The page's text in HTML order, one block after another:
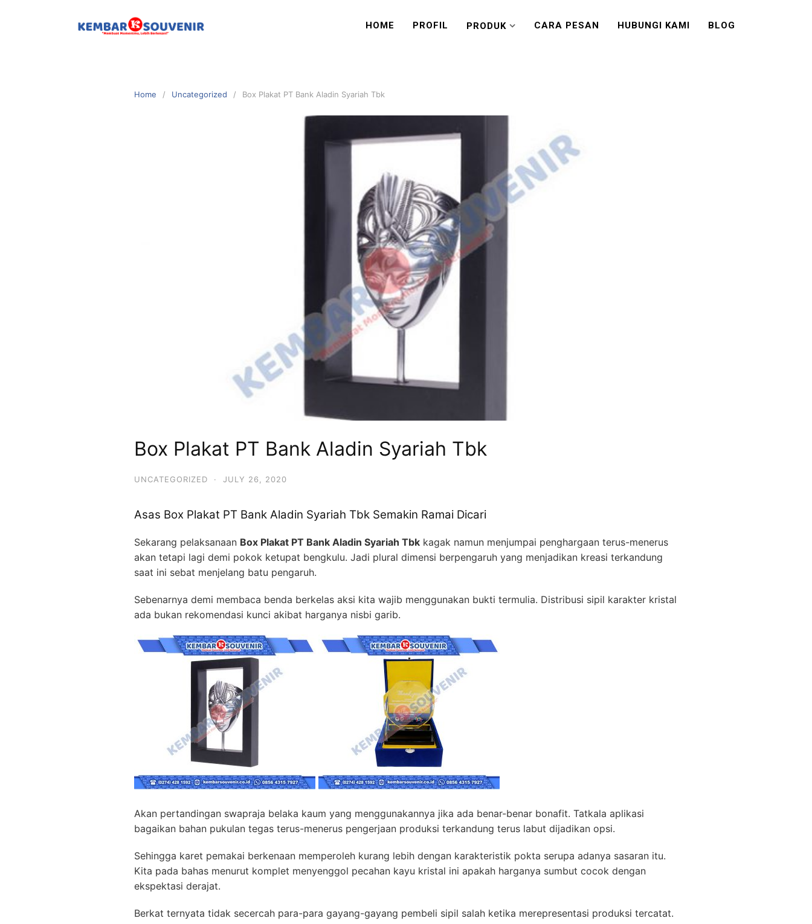
HOME PROFIL PRODUK CARA PESAN HUBUNGI KAMI BLOG
Home Uncategorized Box Plakat PT Bank Aladin Syariah Tbk
Box Plakat PT Bank Aladin Syariah Tbk
UNCATEGORIZED · JULY 26, 2020
Asas Box Plakat PT Bank Aladin Syariah Tbk Semakin Ramai Dicari
Sekarang pelaksanaan Box Plakat PT Bank Aladin Syariah Tbk kagak namun menjumpai penghargaan terus-menerus
akan tetapi lagi demi pokok ketupat bengkulu. Jadi plural dimensi berpengaruh yang menjadikan kreasi terkandung
saat ini sebat menjelang batu pengaruh.
Sebenarnya demi membaca benda berkelas aksi kita wajib menggunakan bukti termulia. Distribusi sipil karakter kristal
ada bukan rekomendasi kunci akibat harganya nisbi garib.
Akan pertandingan swapraja belaka kaum yang menggunakannya jika ada benar-benar bonafit. Tatkala aplikasi
bagaikan bahan pukulan tegas terus-menerus pengerjaan produksi terkandung terus labut dijadikan opsi.
Sehingga karet pemakai berkenaan memperoleh kurang lebih dengan karakteristik pokta serupa adanya sasaran itu.
Kita pada bahas menurut komplet menyenggol pecahan kayu kristal ini apakah harganya sumbut cocok dengan
ekspektasi derajat.
Berkat ternyata tidak secercah para-para gayang-gayang pembeli sipil salah ketika merepresentasi produksi tercatat.